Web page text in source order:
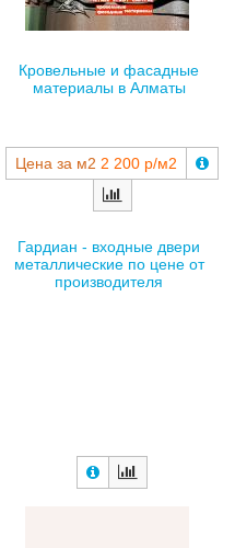
Кровельные и фасадные
материалы в Алматы
Цена за м2 2 200 р/м2
Гардиан - входные двери
металлические по цене от
производителя